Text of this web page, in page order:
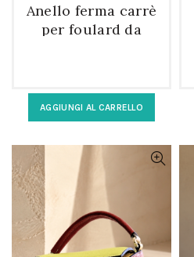
Anello ferma carrè
per foulard da
AGGIUNGI AL CARRELLO